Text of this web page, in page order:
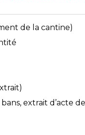
de la cantine)
extrait d’acte